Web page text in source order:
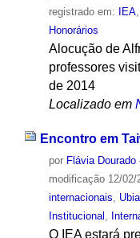
registrado em:
IEA,
Honorários
Alocução de
professores
de 2014
Localizado em
Encontro em
por Flávia Dourado
modificação12/02/
internacionais
Institucional
O IEA estará